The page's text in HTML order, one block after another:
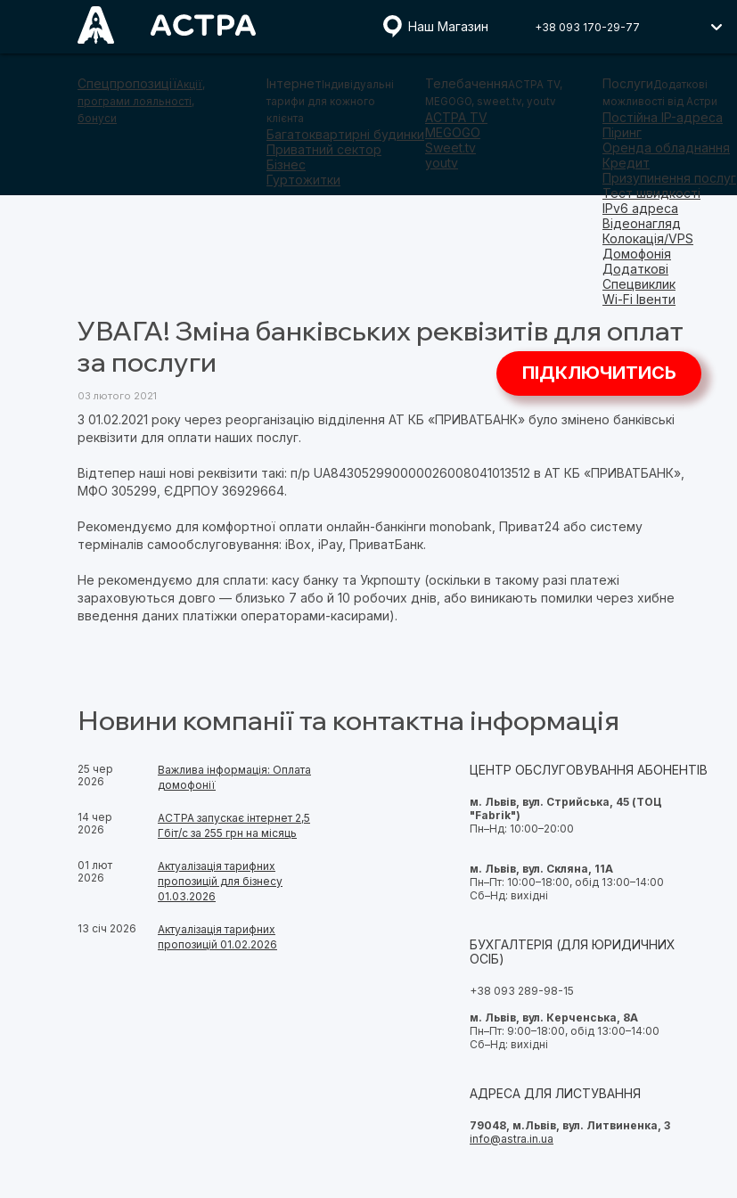
+38 093 170-29-77
Наш Магазин
СпецпропозиціїАкції,
програми лояльності,
бонуси
Інтернет Індивідуальні
тарифи для кожного
клієнта
Багатоквартирні будинки
Приватний сектор
Бізнес
Гуртожитки
ТелебаченняАСТРА TV,
MEGOGO, sweet.tv, youtv
ACTPA TV
MEGOGO
Sweet.tv
youtv
ПослугиДодаткові
можливості від Астри
Постійна IP-адреса
Піринг
Оренда обладнання
Кредит
Призупинення послуг
Тест швидкості
IPv6 адреса
Відеонагляд
Колокація/VPS
Домофонія
Додаткові
Спецвиклик
Wi-Fi Івенти
ПІДКЛЮЧИТИСЬ
УВАГА! Зміна банківських реквізитів для оплат
за послуги
03 лютого 2021
З 01.02.2021 року через реорганізацію відділення АТ КБ «ПРИВАТБАНК» було змінено банківські
реквізити для оплати наших послуг.
Відтепер наші нові реквізити такі: п/р UA843052990000026008041013512 в АТ КБ «ПРИВАТБАНК»,
МФО 305299, ЄДРПОУ 36929664.
Рекомендуємо для комфортної оплати онлайн-банкінги monobank, Приват24 або систему
терміналів самообслуговування: iBox, iPay, ПриватБанк.
Не рекомендуємо для сплати: касу банку та Укрпошту (оскільки в такому разі платежі
зараховуються довго — близько 7 або й 10 робочих днів, або виникають помилки через хибне
введення даних платіжки операторами-касирами).
Новини компанії та контактна інформація
25 чер
2026
Важлива інформація: Оплата
домофонії
14 чер
2026
АСТРА запускає інтернет 2,5
Гбіт/с за 255 грн на місяць
01 лют
2026
Актуалізація тарифних
пропозицій для бізнесу
01.03.2026
13 січ 2026
Актуалізація тарифних
пропозицій 01.02.2026
ЦЕНТР ОБСЛУГОВУВАННЯ АБОНЕНТІВ
м. Львів, вул. Стрийська, 45 (ТОЦ
"Fabrik")
Пн–Нд: 10:00–20:00
м. Львів, вул. Скляна, 11А
Пн–Пт: 10:00–18:00, обід 13:00–14:00
Сб–Нд: вихідні
БУХГАЛТЕРІЯ (ДЛЯ ЮРИДИЧНИХ
ОСІБ)
+38 093 289-98-15
м. Львів, вул. Керченська, 8А
Пн–Пт: 9:00–18:00, обід 13:00–14:00
Сб–Нд: вихідні
АДРЕСА ДЛЯ ЛИСТУВАННЯ
79048, м.Львів, вул. Литвиненка, 3
info@astra.in.ua